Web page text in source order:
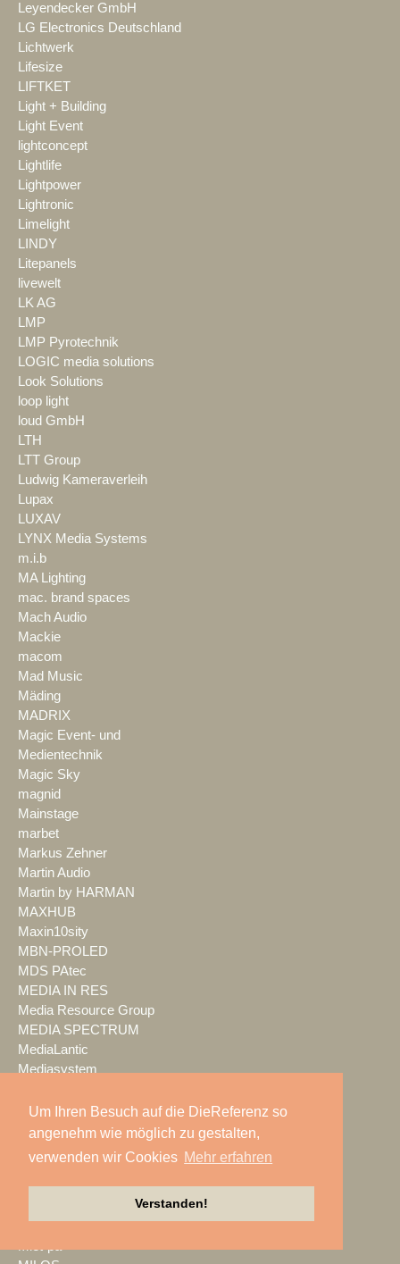
Um Ihren Besuch auf die DieReferenz so
angenehm wie möglich zu gestalten,
verwenden wir Cookies Mehr erfahren
Verstanden!
Leyendecker GmbH
LG Electronics Deutschland
Lichtwerk
Lifesize
LIFTKET
Light + Building
Light Event
lightconcept
Lightlife
Lightpower
Lightronic
Limelight
LINDY
Litepanels
livewelt
LK AG
LMP
LMP Pyrotechnik
LOGIC media solutions
Look Solutions
loop light
loud GmbH
LTH
LTT Group
Ludwig Kameraverleih
Lupax
LUXAV
LYNX Media Systems
m.i.b
MA Lighting
mac. brand spaces
Mach Audio
Mackie
macom
Mad Music
Mäding
MADRIX
Magic Event- und
Medientechnik
Magic Sky
magnid
Mainstage
marbet
Markus Zehner
Martin Audio
Martin by HARMAN
MAXHUB
Maxin10sity
MBN-PROLED
MDS PAtec
MEDIA IN RES
Media Resource Group
MEDIA SPECTRUM
MediaLantic
Mediasystem
MEEVI-rent
Mega Audio
Merging Technologies